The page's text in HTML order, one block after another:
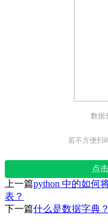
数据
若不方便扫
点
上一篇python 中的如何
表？
下一篇什么是数据字典